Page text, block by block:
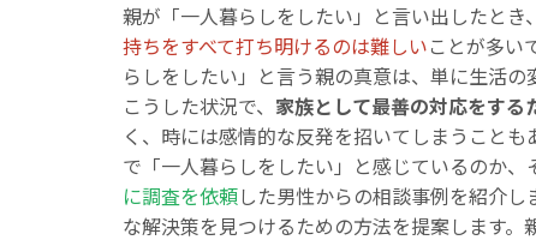
親が「一人暮らしをしたい」と言い出したとき
持ちをすべて打ち明けるのは難しいことが多い
らしをしたい」と言う親の真意は、単に生活
こうした状況で、 家族として最善の対応をす
く、時には感情的な反発を招いてしまうこと
で「一人暮らしをしたい」と感じているのか、
に調査を依頼した男性からの相談事例を紹介
な解決策を見つけるための方法を提案します